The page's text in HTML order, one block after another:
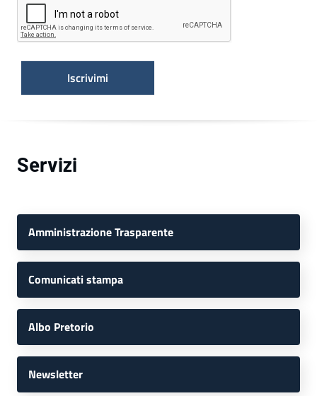
Servizi
Amministrazione Trasparente
Comunicati stampa
Albo Pretorio
Newsletter